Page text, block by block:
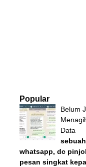
Popular
Belum
Data
whatsapp, dc
pesan singkat